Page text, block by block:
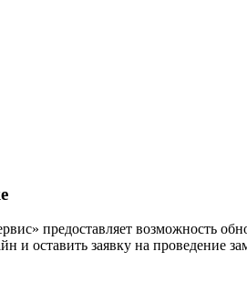
предоставляет возможность
и оставить заявку на проведение